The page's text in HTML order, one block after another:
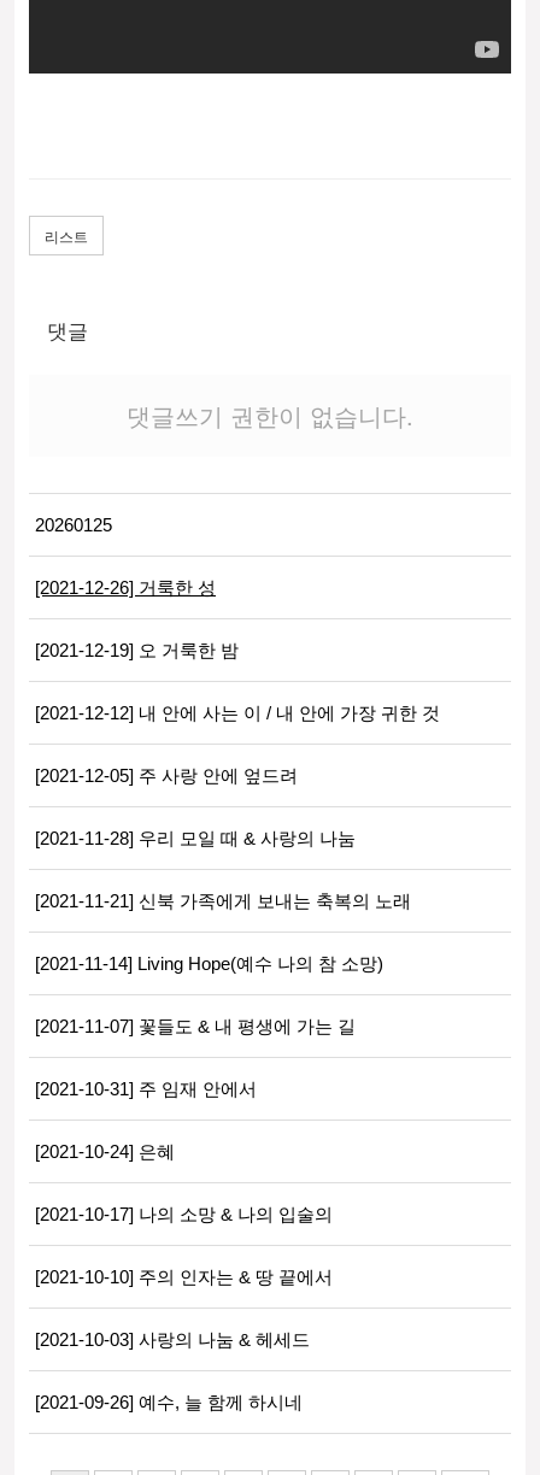
리스트
댓글
댓글쓰기 권한이 없습니다.
20260125
[2021-12-26] 거룩한 성
[2021-12-19] 오 거룩한 밤
[2021-12-12] 내 안에 사는 이 / 내 안에 가장 귀한 것
[2021-12-05] 주 사랑 안에 엎드려
[2021-11-28] 우리 모일 때 & 사랑의 나눔
[2021-11-21] 신북 가족에게 보내는 축복의 노래
[2021-11-14] Living Hope(예수 나의 참 소망)
[2021-11-07] 꽃들도 & 내 평생에 가는 길
[2021-10-31] 주 임재 안에서
[2021-10-24] 은혜
[2021-10-17] 나의 소망 & 나의 입술의
[2021-10-10] 주의 인자는 & 땅 끝에서
[2021-10-03] 사랑의 나눔 & 헤세드
[2021-09-26] 예수, 늘 함께 하시네